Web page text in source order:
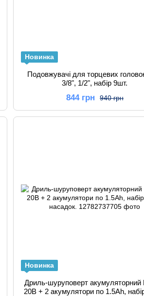
Новинка
Подовжувачі для торцевих
3/8", 1/2", набір 9шт.
940 грн
844 грн
Новинка
Дриль-шуруповерт акумуляторний
20В + 2 акумулятори по 1.5Ah,